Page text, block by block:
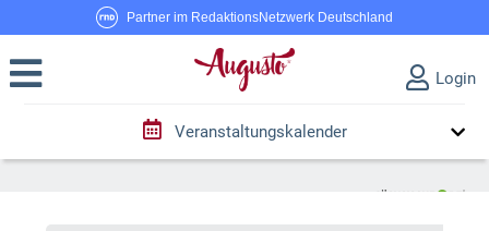
Partner im RedaktionsNetzwerk Deutschland
Login
Veranstaltungskalender